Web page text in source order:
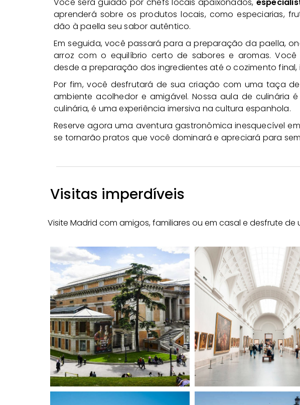
aprenderá sobre os produtos locais, como especiarias,
dão à paella seu sabor autêntico.
Em seguida, você passará para a preparação da paella,
arroz com o equilíbrio certo de sabores e aromas.
desde a preparação dos ingredientes até o cozimento
Por fim, você desfrutará de sua criação com uma taça
ambiente acolhedor e amigável. Nossa aula de culinária
culinária, é uma experiência imersiva na cultura espanhola.
Reserve agora uma aventura gastronômica inesquecível
se tornarão pratos que você dominará e apreciará para
Visitas imperdíveis
Visite Madrid com amigos, familiares ou em casal e desfrute